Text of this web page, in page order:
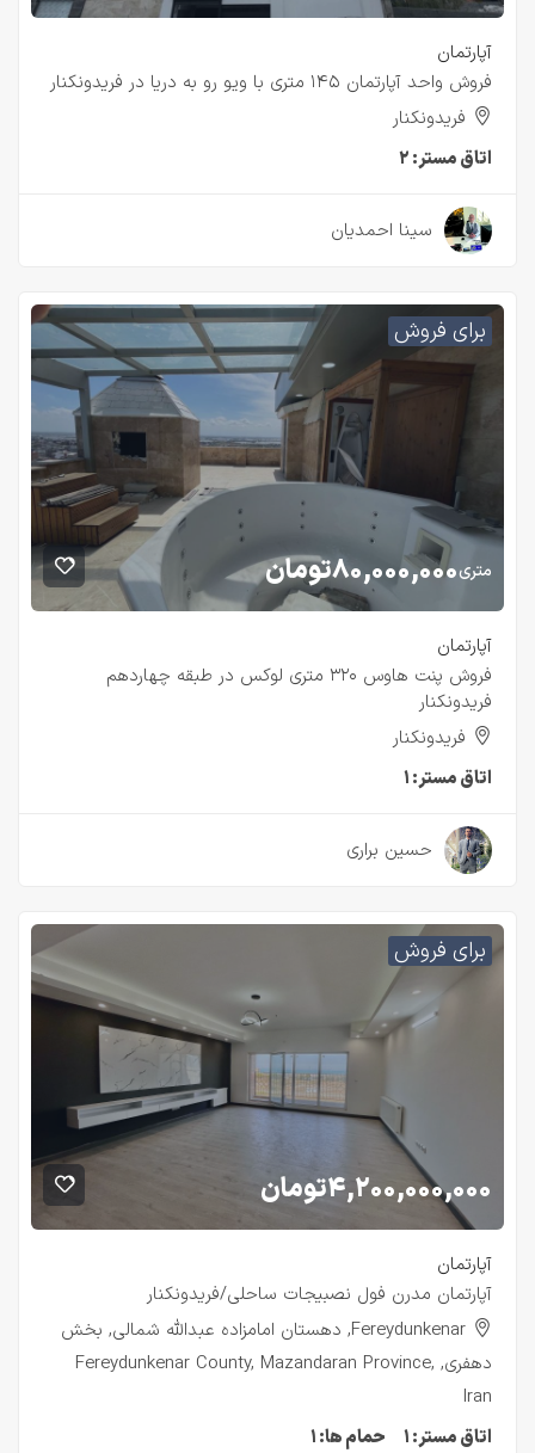
آپارتمان
فروش واحد آپارتمان ۱۴۵ متری با ویو رو به دریا در فریدونکنار
فریدونکنار
اتاق مستر:۲
سینا احمدیان
برای فروش
متری۸۰,۰۰۰,۰۰۰تومان
آپارتمان
فروش پنت هاوس ۳۲۰ متری لوکس در طبقه چهاردهم
فریدونکنار
فریدونکنار
اتاق مستر:۱
حسین براری
برای فروش
۴,۲۰۰,۰۰۰,۰۰۰تومان
آپارتمان
آپارتمان مدرن فول نصبیجات ساحلی/فریدونکنار
Fereydunkenar, دهستان امامزاده عبدالله شمالی, بخش
دهفری, Fereydunkenar County, Mazandaran Province,
Iran
اتاق مستر:۱ حمام ها:۱